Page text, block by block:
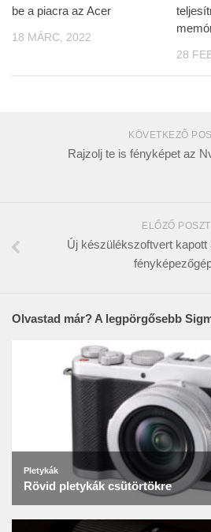
be a piacra az Acer
18 MÁRC, 2022
28
KÖVETKEZŐ
Rajzolj te is fényképet az
ELŐZŐ POSZT
Új készülékszoftvert kapott
Olvastad már? A legpörgősebb